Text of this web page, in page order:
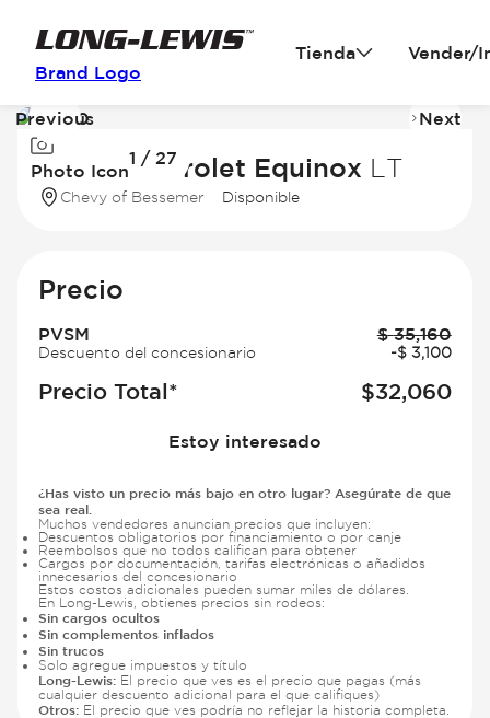
Brand Logo
Tienda Vender/
Image
of
Photo Icon
1 / 27
Previous Next
2026 Chevrolet Equinox LT
Chevy of Bessemer Disponible
Precio
PVSM $ 35,160
Descuento del concesionario -$ 3,100
Precio Total* $32,060
Estoy interesado
¿Has visto un precio más bajo en otro lugar? Asegúrate de que
sea real.
Muchos vendedores anuncian precios que incluyen:
Descuentos obligatorios por financiamiento o por canje
Reembolsos que no todos califican para obtener
Cargos por documentación, tarifas electrónicas o añadidos
innecesarios del concesionario
Estos costos adicionales pueden sumar miles de dólares.
En Long-Lewis, obtienes precios sin rodeos:
Sin cargos ocultos
Sin complementos inflados
Sin trucos
Solo agregue impuestos y título
Long-Lewis: El precio que ves es el precio que pagas (más
cualquier descuento adicional para el que califiques)
Otros: El precio que ves podría no reflejar la historia completa.